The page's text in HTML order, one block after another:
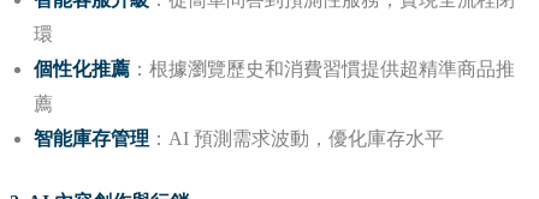
環
個性化推薦 ：根據瀏覽歷史和消費習慣提供超精準商品推
薦
智能庫存管理 ：AI 預測需求波動，優化庫存水平